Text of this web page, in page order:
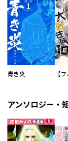
青き炎
アンソロジー・